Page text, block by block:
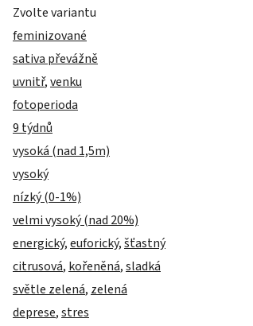
Zvolte variantu
feminizované
sativa převážně
uvnitř,venku
fotoperioda
9 týdnů
vysoká (nad 1,5m)
vysoký
nízký (0-1%)
velmi vysoký (nad 20%)
energický,euforický,šťastný
citrusová, kořeněná,sladká
světle zelená, zelená
deprese,stres